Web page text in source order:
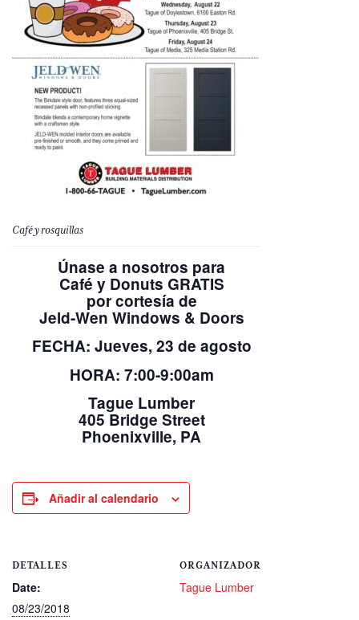
Café y rosquillas
Únase a nosotros para
Café y Donuts GRATIS
por cortesía de
Jeld-Wen Windows & Doors
FECHA: Jueves, 23 de agosto
HORA: 7:00-9:00am
Tague Lumber
405 Bridge Street
Phoenixville, PA
Añadir al calendario
DETALLES
Date:
08/23/2018
ORGANIZADOR
Tague Lumber